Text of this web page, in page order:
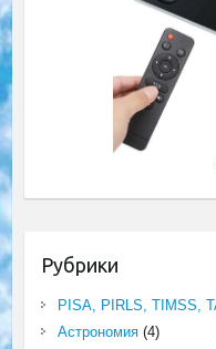
Рубрики
PISA, PIRLS, TIMSS,
Астрономия(4)